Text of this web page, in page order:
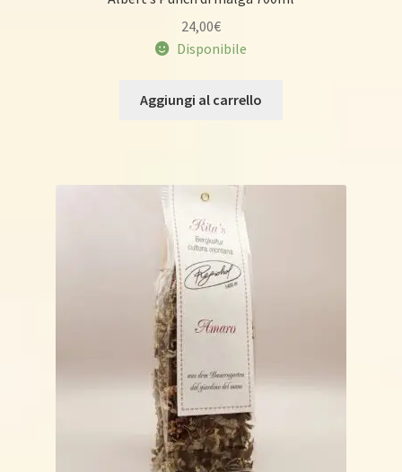
24,00€
Disponibile
Aggiungi al carrello